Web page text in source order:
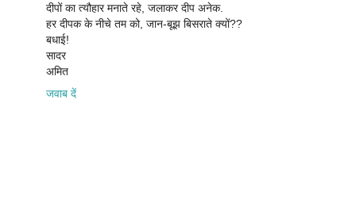
दीपों का त्यौहार मनाते रहे, जलाकर दीप अनेक.
हर दीपक के नीचे तम को, जान-बूझ बिसराते क्यों??
बधाई!
सादर
अमित
जवाब दें